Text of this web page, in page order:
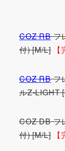
COZ RBフ
付) [M/L]
COZ RBフ
ルZ-LIGHT
COZ DB フ
付) [M/L]